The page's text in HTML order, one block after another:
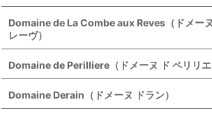
Domaine de La Combe aux Reves（ドメー
レーヴ）
Domaine de Perilliere（ドメーヌ ド ペリリエ
Domaine Derain（ドメーヌ ドラン）